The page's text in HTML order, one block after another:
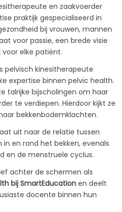
en zaakvoerder
praktijk gespecialiseerd in
bij vrouwen, mannen
voor passie, een brede visie
voor elke patiënt.
pelvisch kinesitherapeute
expertise binnen pelvic health.
talrijke bijscholingen om haar
te verdiepen. Hierdoor kijkt ze
bekkenbodemklachten.
uit naar de relatie tussen
en rond het bekken, evenals
en de menstruele cyclus.
achter de schermen als
bij SmartEducation en deelt
docente binnen hun